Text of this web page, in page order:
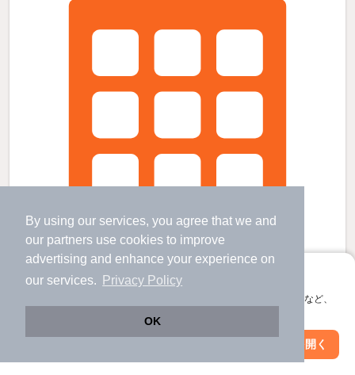
By using our services, you agree that we and
our partners use cookies to improve
advertising and enhance your experience on
our services.
Privacy Policy
OK
アプリに切り替えて、サクサクお部屋探し
会員登録なしですぐ使える。マップ検索やお気に入り保存など、
アプリを開く
スタープラザ三篠の賃貸物件
横川駅 歩8分 （山陽線など）
三滝駅 歩12分 （可部線）
絞り込み条件を変更